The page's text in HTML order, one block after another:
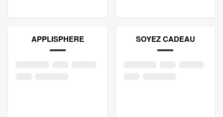
APPLISPHERE SOYEZ CADEAU